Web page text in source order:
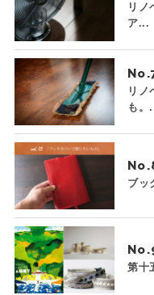
リノ
ア...
No.
リノ
も。
No.
ブッ
No.
第十